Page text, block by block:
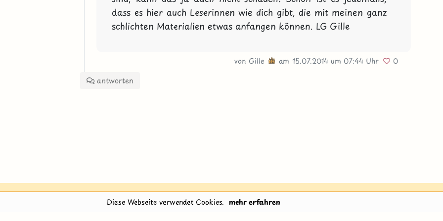
Diese Webseite verwendet Cookies. mehr erfahren
dass es hier auch Leserinnen wie dich gibt, die mit meinen ganz
schlichten Materialien etwas anfangen können. LG Gille
von Gille am 15.07.2014 um 07:44 Uhr 0
antworten